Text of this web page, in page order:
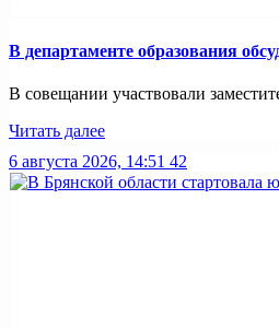
В департаменте образования
В совещании участвовали
Читать далее
6 августа 2026, 14:51 42